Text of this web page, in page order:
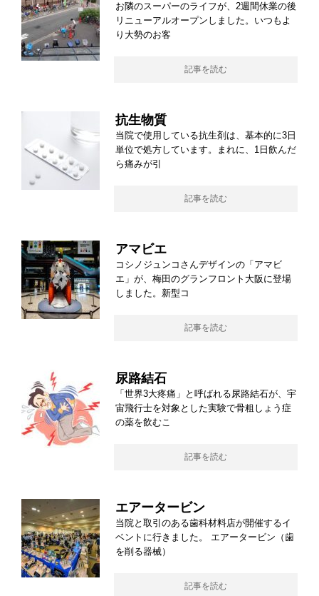
お隣のスーパーのライフが、2週間休業の後
リニューアルオープンしました。いつもよ
り大勢のお客
記事を読む
抗生物質
当院で使用している抗生剤は、基本的に3日
単位で処方しています。まれに、1日飲んだ
ら痛みが引
記事を読む
アマビエ
コシノジュンコさんデザインの「アマビ
エ」が、梅田のグランフロント大阪に登場
しました。新型コ
記事を読む
尿路結石
「世界3大疼痛」と呼ばれる尿路結石が、宇
宙飛行士を対象とした実験で骨粗しょう症
の薬を飲むこ
記事を読む
エアータービン
当院と取引のある歯科材料店が開催するイ
ベントに行きました。 エアータービン（歯
を削る器械）
記事を読む